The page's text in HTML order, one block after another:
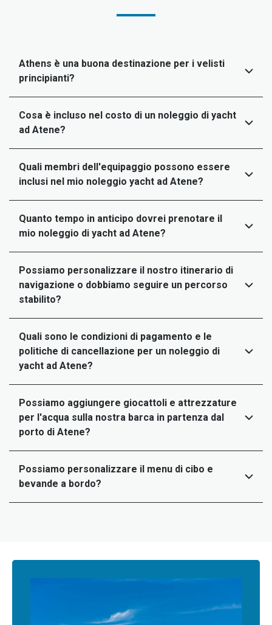
Athens è una buona destinazione per i velisti
principianti?
Cosa è incluso nel costo di un noleggio di yacht
ad Atene?
Quali membri dell'equipaggio possono essere
inclusi nel mio noleggio yacht ad Atene?
Quanto tempo in anticipo dovrei prenotare il
mio noleggio di yacht ad Atene?
Possiamo personalizzare il nostro itinerario di
navigazione o dobbiamo seguire un percorso
stabilito?
Quali sono le condizioni di pagamento e le
politiche di cancellazione per un noleggio di
yacht ad Atene?
Possiamo aggiungere giocattoli e attrezzature
per l'acqua sulla nostra barca in partenza dal
porto di Atene?
Possiamo personalizzare il menu di cibo e
bevande a bordo?